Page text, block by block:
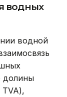
водных
водной
долины
TVA),